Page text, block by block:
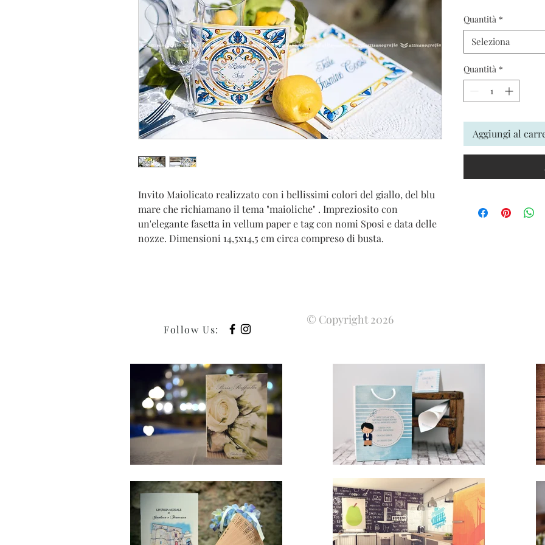
Invito Maiolicato realizzato con i bellissimi colori del giallo, del blu
mare che richiamano il tema "maioliche" . Impreziosito con
un'elegante fasetta in vellum paper e tag con nomi Sposi e data delle
nozze. Dimensioni 14,5x14,5 cm circa compreso di busta.
Quantità *
Seleziona
Quantità *
Aggiungi al
Follow Us:
© Copyright 2026